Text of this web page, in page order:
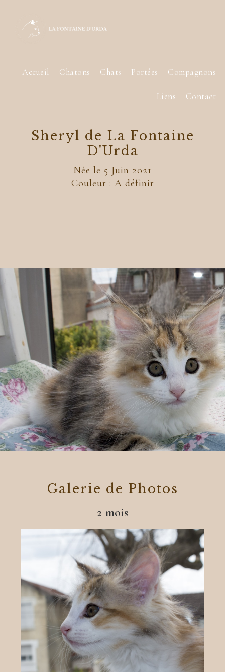
Accueil Chatons Chats Portées Compagnons
Liens Contact
Sheryl de La Fontaine
D'Urda
Née le 5 Juin 2021
Couleur : A définir
Galerie de Photos
2 mois